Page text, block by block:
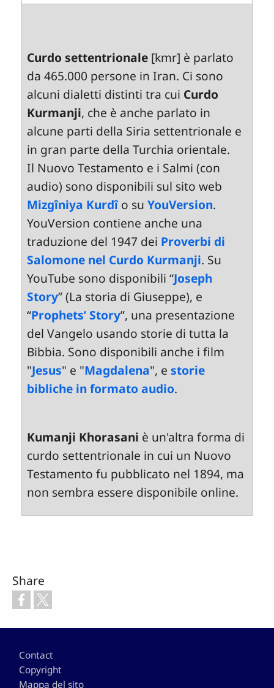
Curdo settentrionale[kmr] è parlato
da 465.000 persone in Iran. Ci sono
alcuni dialetti distinti tra cui Curdo
Kurmanji, che è anche parlato in
alcune parti della Siria settentrionale e
in gran parte della Turchia orientale.
Il Nuovo Testamento e i Salmi (con
audio) sono disponibili sul sito web
Mizgîniya Kurdîo su YouVersion.
YouVersion contiene anche una
traduzione del 1947 dei Proverbi di
Salomone nel Curdo Kurmanji. Su
YouTube sono disponibili “Joseph
Story” (La storia di Giuseppe), e
“Prophets’ Story”, una presentazione
del Vangelo usando storie di tutta la
Bibbia. Sono disponibili anche i film
"Jesus" e "Magdalena", e storie
bibliche in formato audio.
Kumanji Khorasani è un'altra forma di
curdo settentrionale in cui un Nuovo
Testamento fu pubblicato nel 1894, ma
non sembra essere disponibile online.
Share
Footer
Contact
Copyright
Mappa del sito